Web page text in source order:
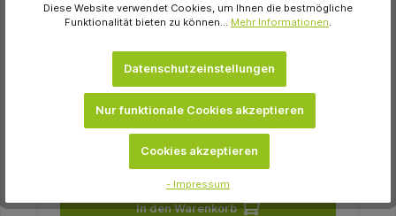
Flanellschwabbel Stück mit Kunststoffkern,
Ø 100 mm, S: 12 mm
sofort verfügbar
In den Warenkorb
Diese Website verwendet Cookies, um Ihnen die bestmögliche
Funktionalität bieten zu können... Mehr Informationen.
Datenschutzeinstellungen
Nur funktionale Cookies akzeptieren
Cookies akzeptieren
- Impressum